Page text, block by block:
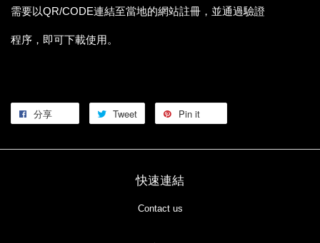
需要以QR/CODE連結至當地的網站註冊，並通過驗證
程序，即可下載使用。
分享 Tweet Pin it
快速連結
Contact us